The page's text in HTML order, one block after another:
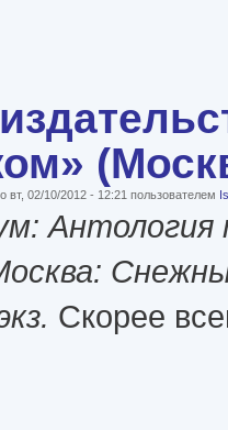
вт, 02/10/2012 - 12:21 пользователем
Антология
Скорее